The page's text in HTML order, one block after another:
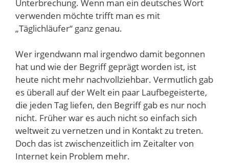
Unterbrechung. Wenn man ein deutsches Wort
verwenden möchte trifft man es mit
„Täglichläufer“ ganz genau.
Wer irgendwann mal irgendwo damit begonnen
hat und wie der Begriff geprägt worden ist, ist
heute nicht mehr nachvollziehbar. Vermutlich gab
es überall auf der Welt ein paar Laufbegeisterte,
die jeden Tag liefen, den Begriff gab es nur noch
nicht. Früher war es auch nicht so einfach sich
weltweit zu vernetzen und in Kontakt zu treten.
Doch das ist zwischenzeitlich im Zeitalter von
Internet kein Problem mehr.